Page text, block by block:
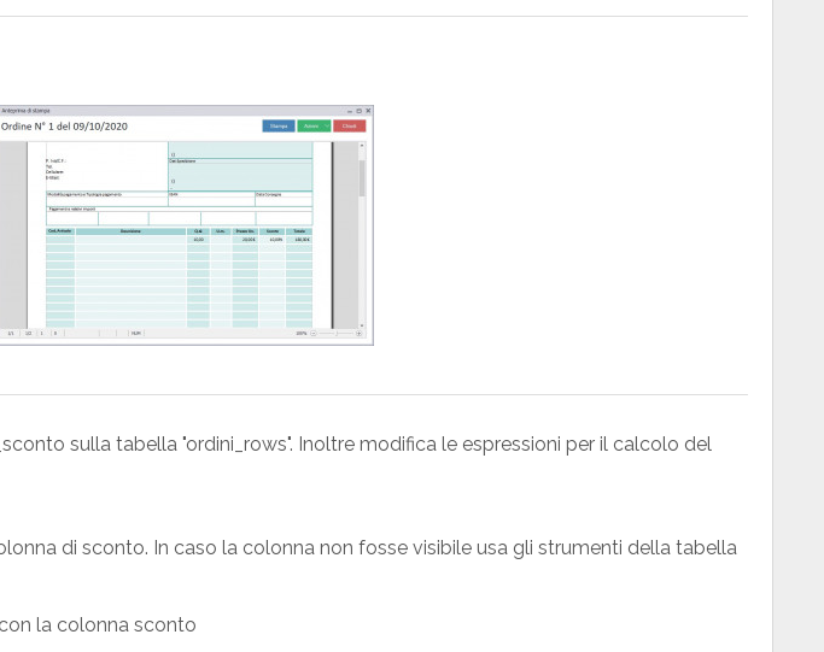
sulla tabella "ordini_rows". Inoltre modifica le espressioni per il calcolo del
di sconto. In caso la colonna non fosse visibile usa gli strumenti della tabella
la colonna sconto